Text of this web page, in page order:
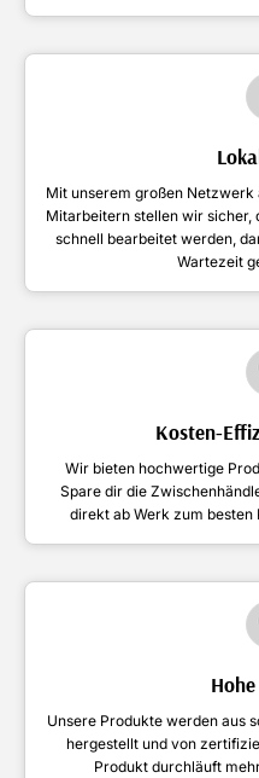
Mit unserem großen
Mitarbeitern stellen wir sicher,
schnell bearbeitet werden,
Wartezeit
Kosten-
Wir bieten hochwertige
Spare dir die
direkt ab Werk zum besten
Unsere Produkte werden aus
hergestellt und von
Produkt durchläuft